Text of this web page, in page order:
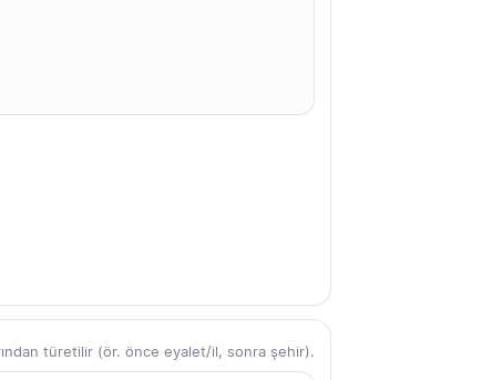
türetilir (ör. önce eyalet/il, sonra şehir).